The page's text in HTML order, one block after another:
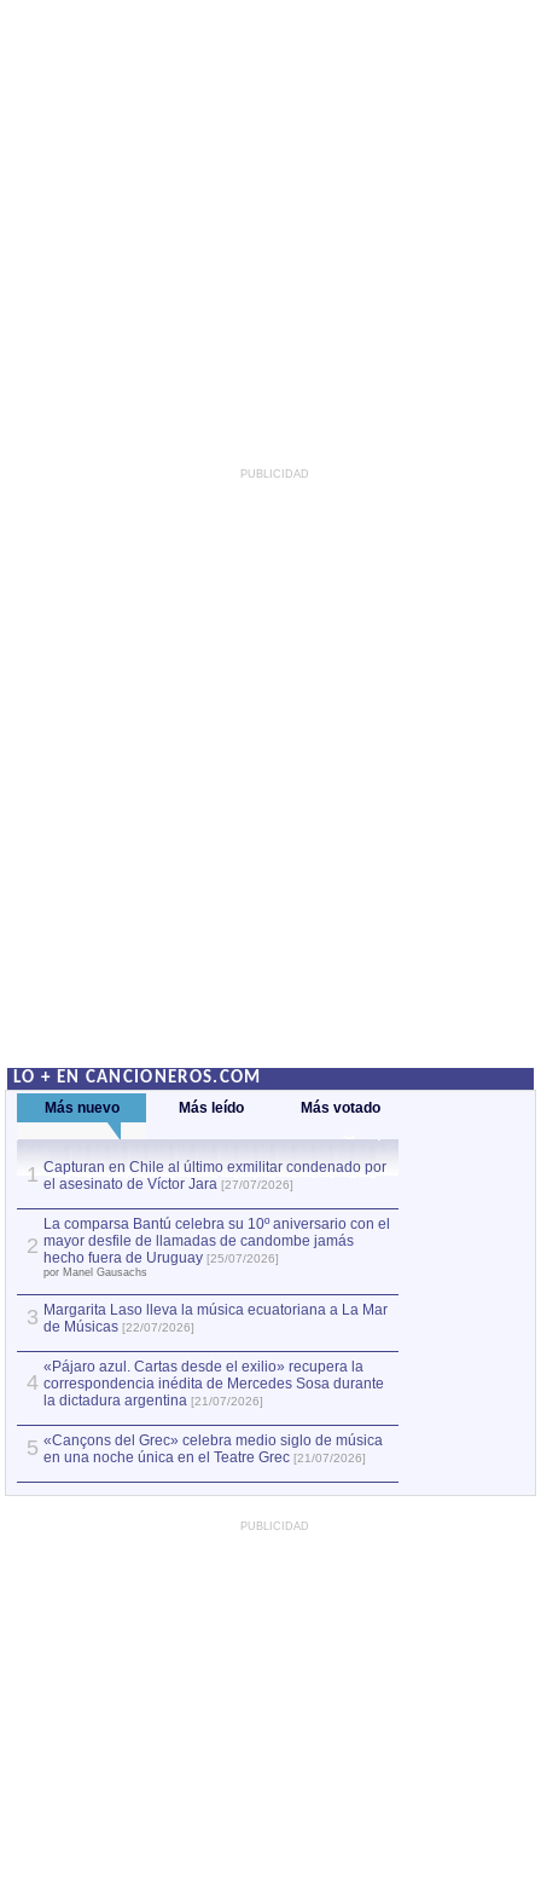
PUBLICIDAD
LO + EN CANCIONEROS.COM
Más nuevo Más leído Más votado
1 Capturan en Chile al último exmilitar condenado por
el asesinato de Víctor Jara [27/07/2026]
2
La comparsa Bantú celebra su 10º aniversario con el
mayor desfile de llamadas de candombe jamás
hecho fuera de Uruguay [25/07/2026]
por Manel Gausachs
3 Margarita Laso lleva la música ecuatoriana a La Mar
de Músicas [22/07/2026]
4
«Pájaro azul. Cartas desde el exilio» recupera la
correspondencia inédita de Mercedes Sosa durante
la dictadura argentina [21/07/2026]
5 «Cançons del Grec» celebra medio siglo de música
en una noche única en el Teatre Grec [21/07/2026]
PUBLICIDAD